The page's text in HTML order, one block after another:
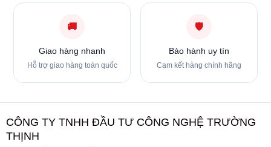
🚚
Giao hàng nhanh
Hỗ trợ giao hàng toàn quốc
🛡
Bảo hành uy tín
Cam kết hàng chính hãng
CÔNG TY TNHH ĐẦU TƯ CÔNG NGHỆ TRƯỜNG
THỊNH